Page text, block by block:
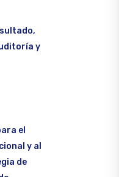
y
el
y al
de